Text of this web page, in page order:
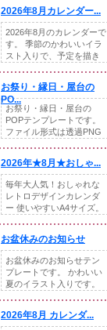
2026年8月カレンダー...
2026年8月のカレンダーで
す。 季節のかわいいイラ
スト入りで、予定を描き
お祭り・縁日・屋台の
PO...
お祭り・縁日・屋台の
POPテンプレートです。
ファイル形式は透過PNG
2026年★8月★おしゃ...
毎年大人気！おしゃれな
レトロデザインカレンダ
ー 使いやすいA4サイズ。
お盆休みのお知らせ
お盆休みのお知らせテン
プレートです。 かわいい
夏のイラスト入りです。
2026年8月 カレンダ...